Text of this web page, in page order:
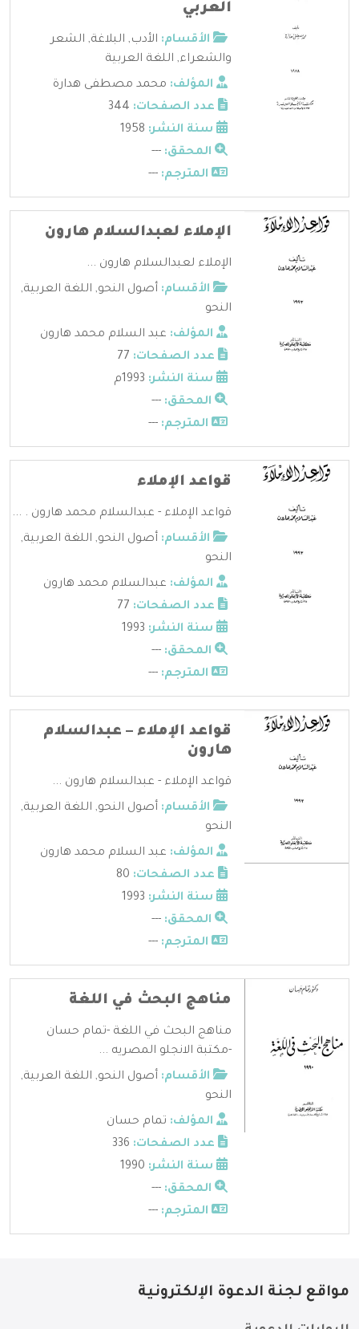
العربي
الأقسام: الأدب, البلاغة, الشعر
والشعراء, اللغة العربية
المؤلف: محمد مصطفى هدارة
عدد الصفحات:
سنة النشر:
المحقق: ---
المترجم: ---
الإملاء لعبدالسلام هارون
الإملاء لعبدالسلام هارون ...
الأقسام: أصول النحو, اللغة العربية,
النحو
المؤلف: عبد السلام محمد هارون
عدد الصفحات:
سنة النشر:
المحقق: ---
المترجم: ---
قواعد الإملاء
قواعد الإملاء - عبدالسلام محمد هارون . ...
الأقسام: أصول النحو, اللغة العربية,
النحو
المؤلف: عبدالسلام محمد هارون
عدد الصفحات:
سنة النشر:
المحقق: ---
المترجم: ---
قواعد الإملاء – عبدالسلام
هارون
قواعد الإملاء - عبدالسلام هارون ...
الأقسام: أصول النحو, اللغة العربية,
النحو
المؤلف: عبد السلام محمد هارون
عدد الصفحات:
سنة النشر:
المحقق: ---
المترجم: ---
مناهج البحث في اللغة
مناهج البحث في اللغة -تمام حسان
-مكتبة الانجلو المصريه ...
الأقسام: أصول النحو, اللغة العربية,
النحو
المؤلف: تمام حسان
عدد الصفحات:
سنة النشر:
المحقق: ---
المترجم: ---
مواقع لجنة الدعوة الإلكترونية